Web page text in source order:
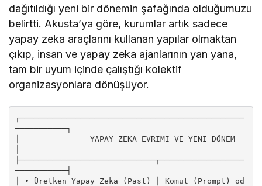
dağıtıldığı yeni bir dönemin şafağında olduğumuzu
belirtti. Akusta’ya göre, kurumlar artık sadece
yapay zeka araçlarını kullanan yapılar olmaktan
çıkıp, insan ve yapay zeka ajanlarının yan yana,
tam bir uyum içinde çalıştığı kolektif
organizasyonlara dönüşüyor.
┌────────────────────────────────────────────────
───────────┐
│               YAPAY ZEKA EVRİMİ VE YENİ DÖNEM
├─────────────────────────────┬──────────────────
───────────┤
│ • Üretken Yapay Zeka (Past) │ Komut (Prompt) od